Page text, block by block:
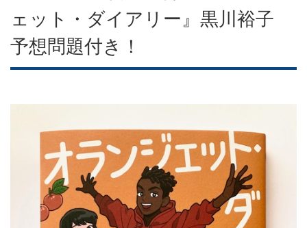
ェット・ダイアリー』黒川裕子
予想問題付き！